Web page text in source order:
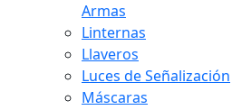
Armas
Linternas
Llaveros
Luces de Señalización
Máscaras